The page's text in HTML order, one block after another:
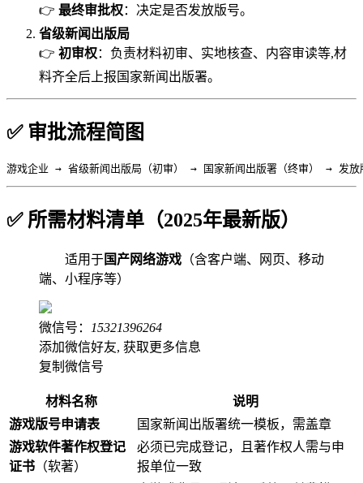
👉 最终审批权：决定是否发放版号。
省级新闻出版局
👉 初审权：负责材料初审、实地核查、内容审读等,材
料齐全后上报国家新闻出版署。
✅ 审批流程简图
游戏企业 → 省级新闻出版局（初审） → 国家新闻出版署（终审） → 发放
✅ 所需材料清单（2025年最新版）
适用于国产网络游戏 （含客户端、网页、移动
端、小程序等）
微信号：
15321396264
添加微信好友, 获取更多信息
复制微信号
材料名称
说明
游戏版号申请表
国家新闻出版署统一模板，需盖章
游戏软件著作权登记
证书 （软著）
必须已完成登记，且著作权人需与申
报单位一致